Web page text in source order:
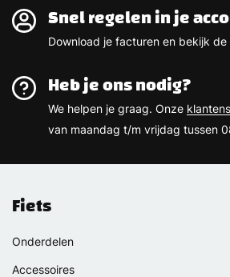
Snel regelen in je
Download je facturen en bekijk de
Heb je ons nodig?
We helpen je graag. Onze
van maandag t/m vrijdag tussen
Fiets
Onderdelen
Accessoires